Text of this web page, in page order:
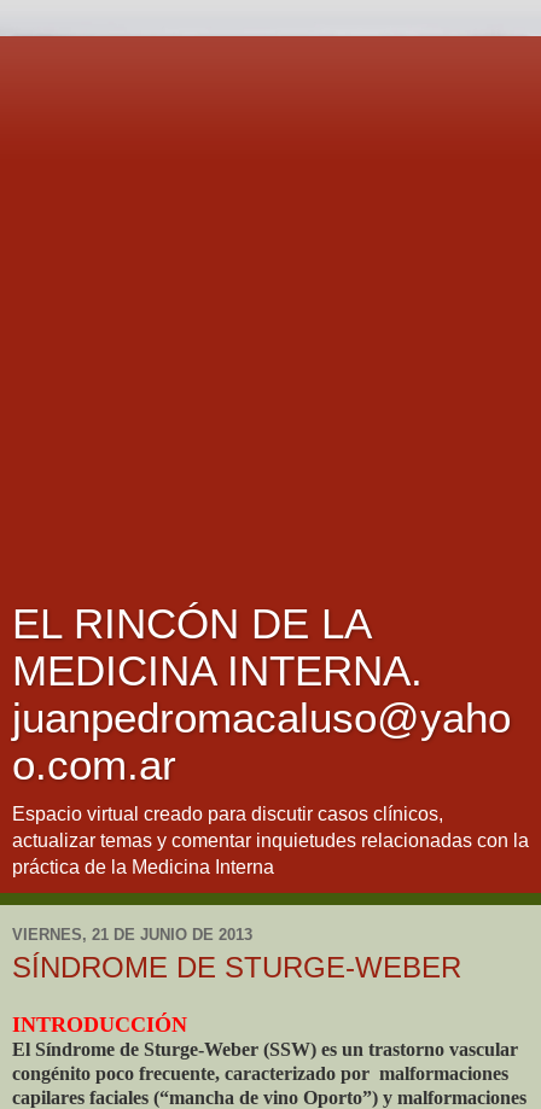
EL RINCÓN DE LA
MEDICINA INTERNA.
juanpedromacaluso@yaho
o.com.ar
Espacio virtual creado para discutir casos clínicos,
actualizar temas y comentar inquietudes relacionadas con la
práctica de la Medicina Interna
VIERNES, 21 DE JUNIO DE 2013
SÍNDROME DE STURGE-WEBER
INTRODUCCIÓN
El Síndrome de Sturge-Weber (SSW) es un trastorno vascular
congénito poco frecuente, caracterizado por malformaciones
capilares faciales (“mancha de vino Oporto”) y malformaciones